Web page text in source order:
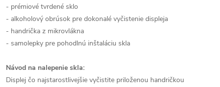
- prémiové tvrdené sklo
- alkoholový obrúsok pre dokonalé vyčistenie displeja
- handrička z mikrovlákna
- samolepky pre pohodlnú inštaláciu skla
Návod na nalepenie skla:
Displej čo najstarostlivejšie vyčistite priloženou handričkou